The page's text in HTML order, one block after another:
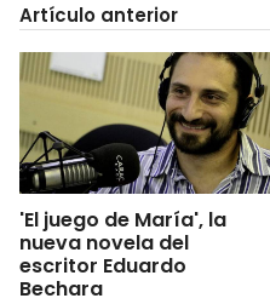
Artículo anterior
'El juego de María', la
nueva novela del
escritor Eduardo
Bechara